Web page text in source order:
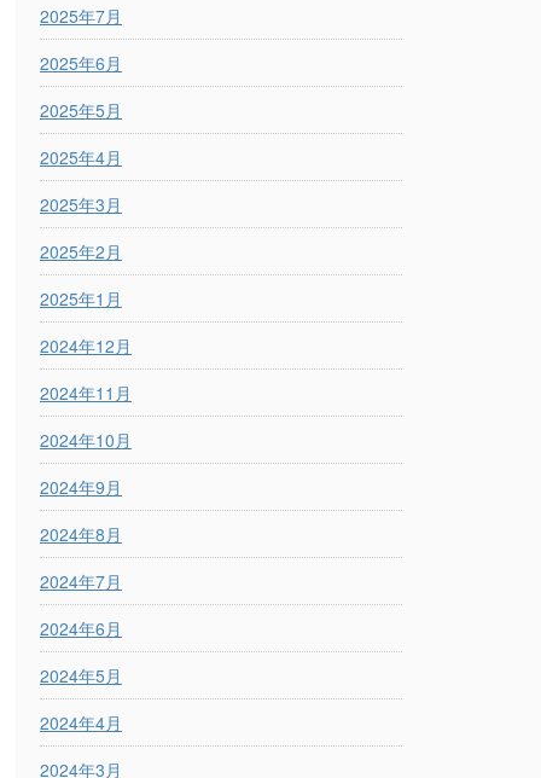
2025年7月
2025年6月
2025年5月
2025年4月
2025年3月
2025年2月
2025年1月
2024年12月
2024年11月
2024年10月
2024年9月
2024年8月
2024年7月
2024年6月
2024年5月
2024年4月
2024年3月